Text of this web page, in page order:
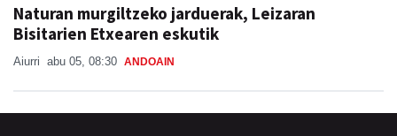
Naturan murgiltzeko jarduerak, Leizaran
Bisitarien Etxearen eskutik
Aiurri abu 05, 08:30 ANDOAIN